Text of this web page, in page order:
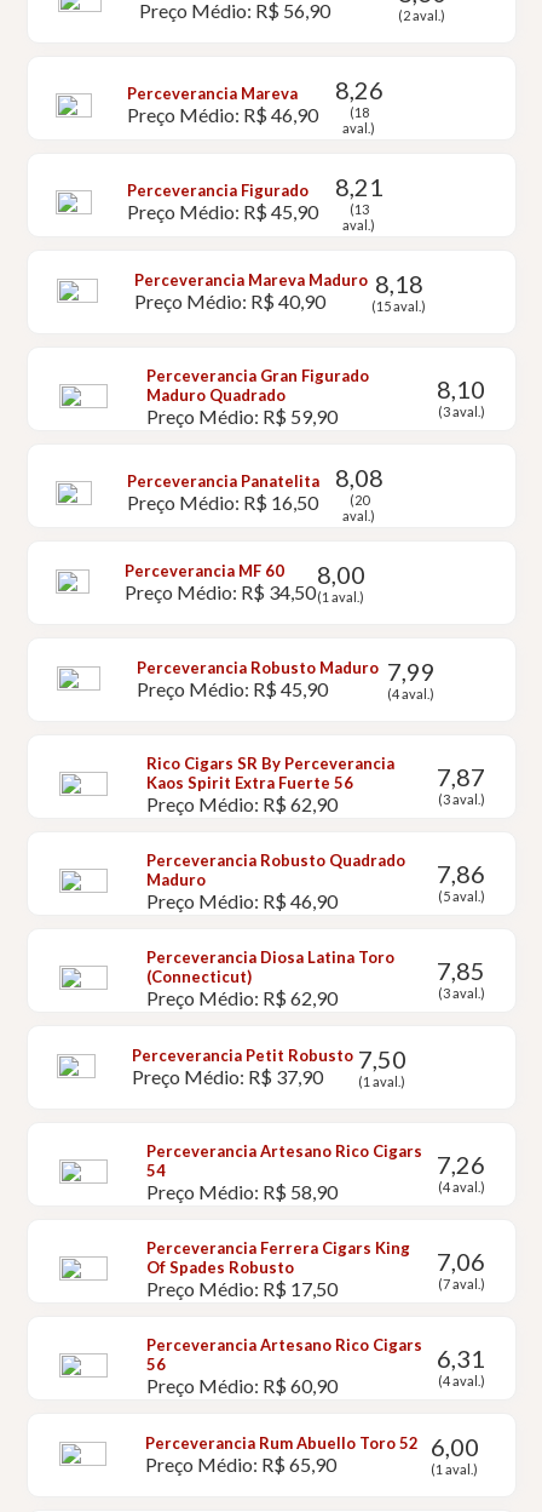
Preço Médio: R$ 56,90 (2 aval.)
Perceverancia Mareva
Preço Médio: R$ 46,90
8,26
(18
aval.)
Perceverancia Figurado
Preço Médio: R$ 45,90
8,21
(13
aval.)
Perceverancia Mareva Maduro
Preço Médio: R$ 40,90
8,18
(15 aval.)
Perceverancia Gran Figurado
Maduro Quadrado
Preço Médio: R$ 59,90
8,10
(3 aval.)
Perceverancia Panatelita
Preço Médio: R$ 16,50
8,08
(20
aval.)
Perceverancia MF 60
Preço Médio: R$ 34,50
8,00
(1 aval.)
Perceverancia Robusto Maduro
Preço Médio: R$ 45,90
7,99
(4 aval.)
Rico Cigars SR By Perceverancia
Kaos Spirit Extra Fuerte 56
Preço Médio: R$ 62,90
7,87
(3 aval.)
Perceverancia Robusto Quadrado
Maduro
Preço Médio: R$ 46,90
7,86
(5 aval.)
Perceverancia Diosa Latina Toro
(Connecticut)
Preço Médio: R$ 62,90
7,85
(3 aval.)
Perceverancia Petit Robusto
Preço Médio: R$ 37,90
7,50
(1 aval.)
Perceverancia Artesano Rico Cigars
54
Preço Médio: R$ 58,90
7,26
(4 aval.)
Perceverancia Ferrera Cigars King
Of Spades Robusto
Preço Médio: R$ 17,50
7,06
(7 aval.)
Perceverancia Artesano Rico Cigars
56
Preço Médio: R$ 60,90
6,31
(4 aval.)
Perceverancia Rum Abuello Toro 52
Preço Médio: R$ 65,90
6,00
(1 aval.)